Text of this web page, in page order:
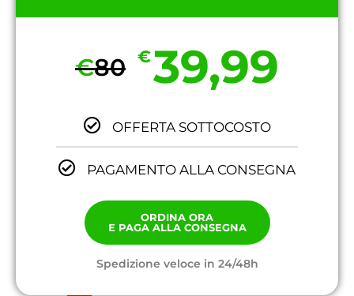
€80 €39,99
OFFERTA SOTTOCOSTO
PAGAMENTO ALLA CONSEGNA
ORDINA ORA
E PAGA ALLA CONSEGNA
Spedizione veloce in 24/48h